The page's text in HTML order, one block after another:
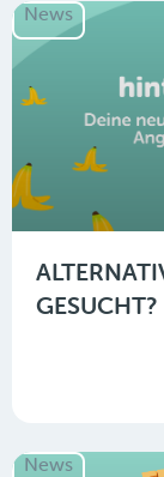
News
GESUCHT?
News